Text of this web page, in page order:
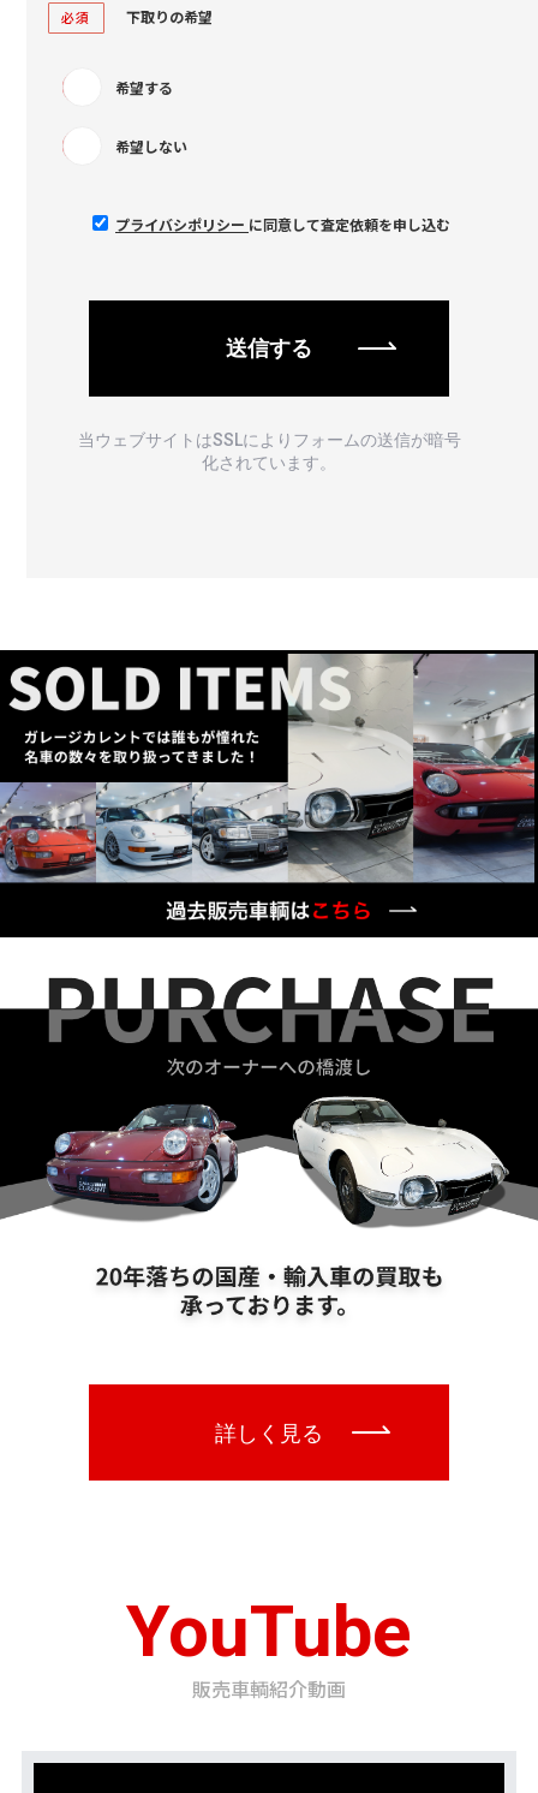
必須 下取りの希望
希望する
希望しない
プライバシポリシー に同意して査定依頼を申し込む
当ウェブサイトはSSLによりフォームの送信が暗号
化されています。
YouTube
販売車輌紹介動画